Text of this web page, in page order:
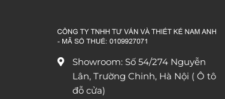
Showroom: Số 54/274 Nguyễn
Lân, Trường Chinh, Hà Nội ( Ô tô
đỗ cửa)